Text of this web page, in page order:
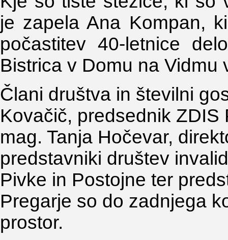
je zapela Ana Kompan,
počastitev 40-letnice
Bistrica v Domu na Vidmu
Člani društva in številni
Kovačič, predsednik
mag. Tanja Hočevar,
predstavniki društev
Pivke in Postojne ter
Pregarje so do zadnjega
prostor.